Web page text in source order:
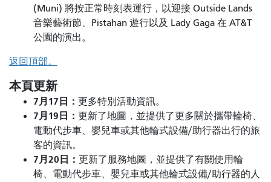
(Muni) 將按正常時刻表運行，以迎接 Outside Lands
音樂藝術節、Pistahan 遊行以及 Lady Gaga 在 AT&T
公園的演出。
返回頂部。
本頁更新
7月17日： 更多特別活動資訊。
7月19日： 更新了地圖，並提供了更多關於攜帶輪椅、
電動代步車、嬰兒車或其他輪式設備/助行器出行的旅
客的資訊。
7月20日： 更新了服務地圖，並提供了有關使用輪
椅、電動代步車、嬰兒車或其他輪式設備/助行器的人